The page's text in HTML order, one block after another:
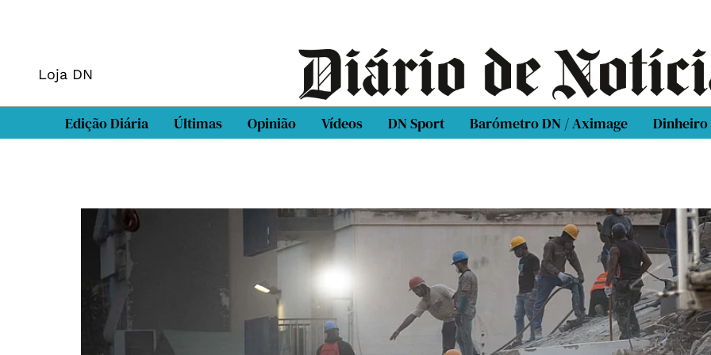
Loja DN
Edição Diária Últimas Opinião Vídeos DN Sport Barómetro DN / Aximage Dinheiro